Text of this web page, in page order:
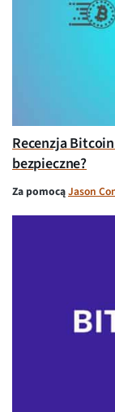
Recenzja
bezpieczne?
Za pomocąJason